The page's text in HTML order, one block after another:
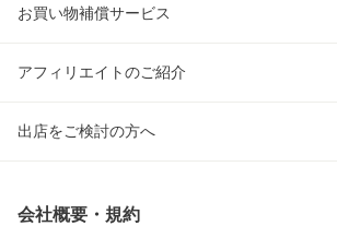
お買い物補償サービス
アフィリエイトのご紹介
出店をご検討の方へ
会社概要・規約